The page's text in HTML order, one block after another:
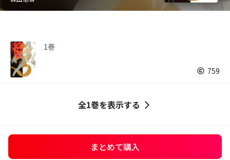
1巻
759
全1巻を表示する
まとめて購入